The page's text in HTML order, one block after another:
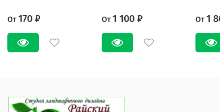
От 170 ₽ От 1 100 ₽ От 1